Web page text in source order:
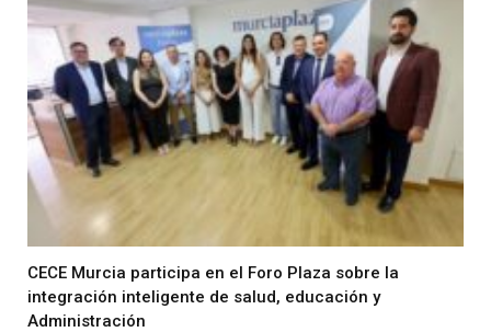
CECE Murcia participa en el Foro Plaza sobre la
integración inteligente de salud, educación y
Administración